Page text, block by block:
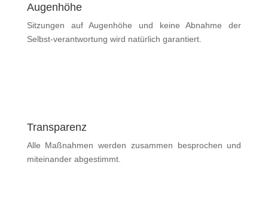
Augenhöhe
Sitzungen auf Augenhöhe und keine Abnahme der
Selbst-verantwortung wird natürlich garantiert.
Transparenz
Alle Maßnahmen werden zusammen besprochen und
miteinander abgestimmt.